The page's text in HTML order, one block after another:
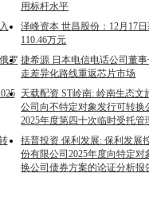
用标杆水平
泽峰资本 世昌股份：12月17
110.46万元
罗 捷希源 日本电信电话公司董
走差异化路线重返芯片市场
天载配资 ST岭南: 岭南生态文
公司向不特定对象发行可转换
2025年度第四十次临时受托管
括普投资 保利发展: 保利发展
份有限公司2025年度向特定对
换公司债券方案的论证分析报